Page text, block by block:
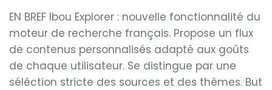
EN BREF Ibou Explorer : nouvelle fonctionnalité du
moteur de recherche français. Propose un flux
de contenus personnalisés adapté aux goûts
de chaque utilisateur. Se distingue par une
séléction stricte des sources et des thèmes. But